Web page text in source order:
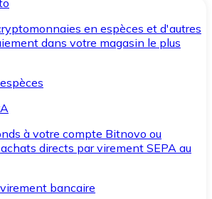
en espèces et d'autres
dans votre magasin le plus
à votre compte Bitnovo ou
directs par virement SEPA au
bancaire